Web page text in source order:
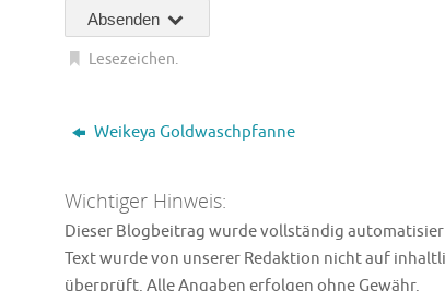
Absenden
Lesezeichen.
Weikeya Goldwaschpfanne
Wichtiger Hinweis:
Dieser Blogbeitrag wurde vollständig
Text wurde von unserer Redaktion nicht auf
überprüft. Alle Angaben erfolgen ohne Gewähr.